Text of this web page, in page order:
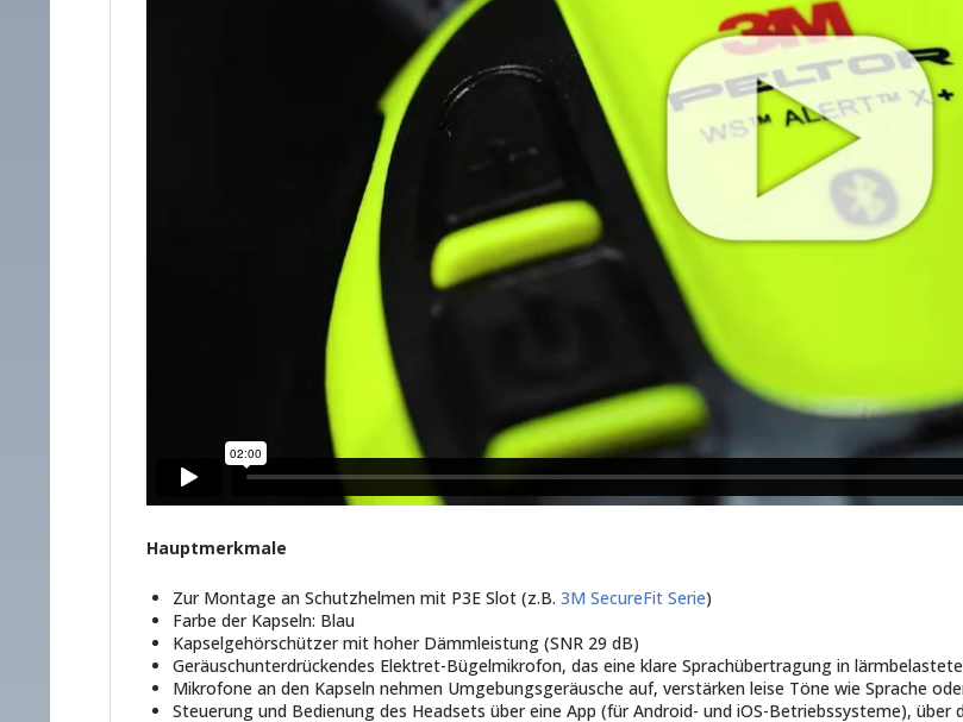
Hauptmerkmale
Zur Montage an Schutzhelmen mit P3E Slot (z.B. 3M SecureFit Serie)
Farbe der Kapseln: Blau
Kapselgehörschützer mit hoher Dämmleistung (SNR 29 dB)
Geräuschunterdrückendes Elektret-Bügelmikrofon, das eine klare Sprachübertragung in
Mikrofone an den Kapseln nehmen Umgebungsgeräusche auf, verstärken leise Töne wie Sprache
Steuerung und Bedienung des Headsets über eine App (für Android- und iOS-Betriebssysteme),